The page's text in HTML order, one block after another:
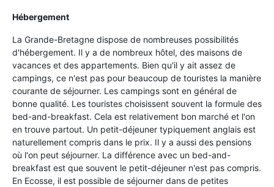
Hébergement
La Grande-Bretagne dispose de nombreuses possibilités
d'hébergement. Il y a de nombreux hôtel, des maisons de
vacances et des appartements. Bien qu'il y ait assez de
campings, ce n'est pas pour beaucoup de touristes la manière
courante de séjourner. Les campings sont en général de
bonne qualité. Les touristes choisissent souvent la formule des
bed-and-breakfast. Cela est relativement bon marché et l'on
en trouve partout. Un petit-déjeuner typiquement anglais est
naturellement compris dans le prix. Il y a aussi des pensions
où l'on peut séjourner. La différence avec un bed-and-
breakfast est que souvent le petit-déjeuner n'est pas compris.
En Ecosse, il est possible de séjourner dans de petites